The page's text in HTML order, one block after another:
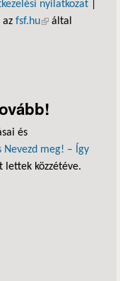
nyilatkozat
fsf.hu(külső hivatkozás)
által
és
Nevezd meg! – Így
lettek közzétéve.